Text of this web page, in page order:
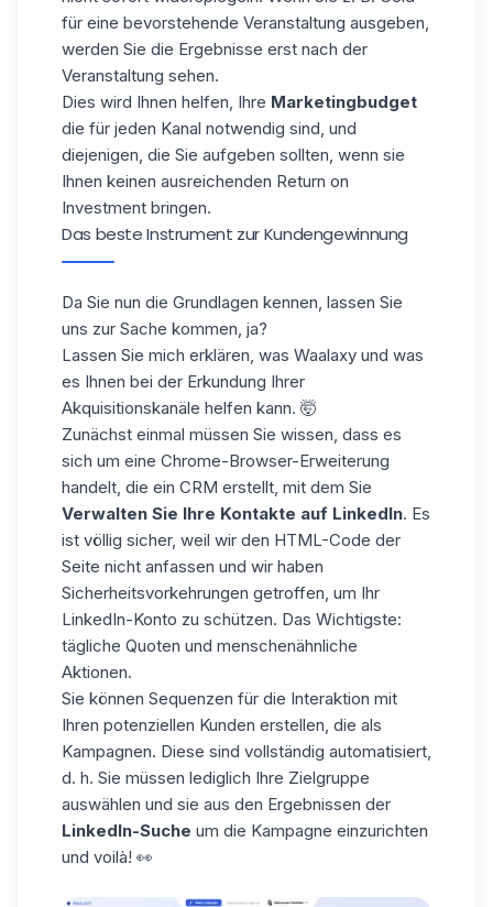
für eine bevorstehende Veranstaltung ausgeben,
werden Sie die Ergebnisse erst nach der
Veranstaltung sehen.
Dies wird Ihnen helfen, Ihre Marketingbudget
die für jeden Kanal notwendig sind, und
diejenigen, die Sie aufgeben sollten, wenn sie
Ihnen keinen ausreichenden Return on
Investment bringen.
Das beste Instrument zur Kundengewinnung
Da Sie nun die Grundlagen kennen, lassen Sie
uns zur Sache kommen, ja?
Lassen Sie mich erklären, was Waalaxy und was
es Ihnen bei der Erkundung Ihrer
Akquisitionskanäle helfen kann. 🤯
Zunächst einmal müssen Sie wissen, dass es
sich um eine Chrome-Browser-Erweiterung
handelt, die ein CRM erstellt, mit dem Sie
Verwalten Sie Ihre Kontakte auf LinkedIn. Es
ist völlig sicher, weil wir den HTML-Code der
Seite nicht anfassen und wir haben
Sicherheitsvorkehrungen getroffen, um Ihr
LinkedIn-Konto zu schützen. Das Wichtigste:
tägliche Quoten und menschenähnliche
Aktionen.
Sie können Sequenzen für die Interaktion mit
Ihren potenziellen Kunden erstellen, die als
Kampagnen. Diese sind vollständig automatisiert,
d. h. Sie müssen lediglich Ihre Zielgruppe
auswählen und sie aus den Ergebnissen der
LinkedIn-Suche um die Kampagne einzurichten
und voilà! 👀